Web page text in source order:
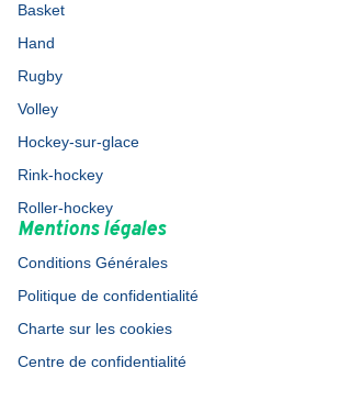
Basket
Hand
Rugby
Volley
Hockey-sur-glace
Rink-hockey
Roller-hockey
Mentions légales
Conditions Générales
Politique de confidentialité
Charte sur les cookies
Centre de confidentialité